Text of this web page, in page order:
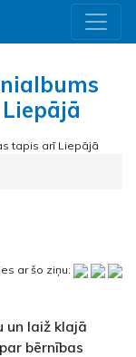
ar šo ziņu:
un laiž klajā
bērnības